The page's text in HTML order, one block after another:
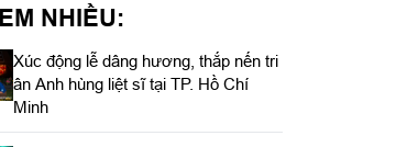
NHIỀU:
Xúc động lễ dâng hương, thắp nến tri
ân Anh hùng liệt sĩ tại TP. Hồ Chí
Minh